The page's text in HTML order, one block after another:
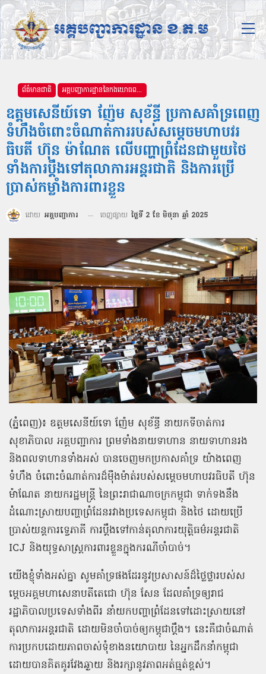
ព័ត៌មានជាតិ អគ្គបញ្ជាការដ្ឋាននៃកងយោធពលខេមរភូមិន្ទ
ឧត្ដមសេនីយ៍ទោ ញ៉ែម សុខ័ន្ធី ប្រកាសគាំទ្រពេញ
ទំហឹងចំពោះចំណាត់ការរបស់សម្ដេចមហាបវរ
ធិបតី ហ៊ុន ម៉ាណែត លើបញ្ហាព្រំដែនជាមួយថៃ
ទាំងការប្ដឹងទៅតុលាការអន្ដរជាតិ និងការប្រើ
ប្រាស់កម្លាំងការពារខ្លួន
ដោយ អគ្គបញ្ជាការ ចេញផ្សាយ ថ្ងៃទី 2 ខែ មិថុនា ឆ្នាំ 2025
(ភ្នំពេញ)៖ ឧត្ដមសេនីយ៍ទោ ញ៉ែម សុខ័ន្ធី នាយកទីចាត់ការ
សុខាភិបាល អគ្គបញ្ជាការ ព្រមទាំងនាយទាហាន នាយទាហានរង
និងពលទាហានទាំងអស់ បានចេញមកប្រកាសគាំទ្រ យ៉ាងពេញ
ទំហឹង ចំពោះចំណាត់ការដ៏ម៉ឺងម៉ាត់របស់សម្តេចមហាបវរធិបតី ហ៊ុន
ម៉ាណែត នាយករដ្ឋមន្ដ្រី នៃព្រះរាជាណាចក្រកម្ពុជា ទាក់ទងនឹង
ដំណោះស្រាយបញ្ហាព្រំដែនរវាងប្រទេសកម្ពុជា និងថៃ ដោយប្រើ
ប្រាស់យន្តការទ្វេភាគី ការប្ដឹងទៅកាន់តុលាការយុត្តិធម៌អន្ដរជាតិ
ICJ និងយុទ្ធសាស្រ្តការពារខ្លួនក្នុងករណីចាំបាច់។
យើងខ្ញុំទាំងអស់គ្នា សូមគាំទ្រផងដែរនូវប្រសាសន៍ដ៏ថ្លៃថ្លារបស់ស
ម្តេចអគ្គមហាសេនាបតីតេជោ ហ៊ុន សែន ដែលគាំទ្រឲ្យរាជ
រដ្ឋាភិបាលប្រទេសទាំងពីរ នាំយកបញ្ហាព្រំដែនទៅដោះស្រាយនៅ
តុលាការអន្តរជាតិ ដោយមិនចាំបាច់ឲ្យកម្ពុជាប្តឹង។ នេះគឺជាចំណាត់
ការប្រកបដោយភាពចាស់ទុំខាងនយោបាយ នៃអ្នកដឹកនាំកម្ពុជា
ដោយបានគិតគូរវែងឆ្ងាយ និងរក្សានូវភាពអត់ធ្មត់ខ្ពស់។